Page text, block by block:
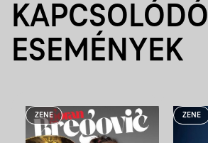
KAPCSOLÓDÓ
ESEMÉNYEK
ZENE ZENE